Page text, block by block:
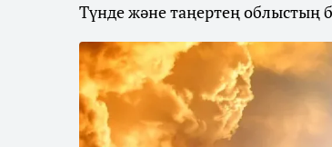
Түнде және таңертең облыстың